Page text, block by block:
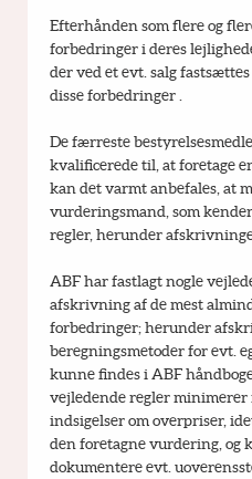
Efterhånden som flere og
forbedringer i deres
der ved et evt. salg
disse forbedringer .
De færreste
kvalificerede til, at foretage
kan det varmt anbefales, at
vurderingsmand, som
regler, herunder
ABF har fastlagt nogle
afskrivning af de mest
forbedringer; herunder
beregningsmetoder for evt.
kunne findes i ABF
vejledende regler minimerer
indsigelser om overpriser,
den foretagne vurdering, og
dokumentere evt.